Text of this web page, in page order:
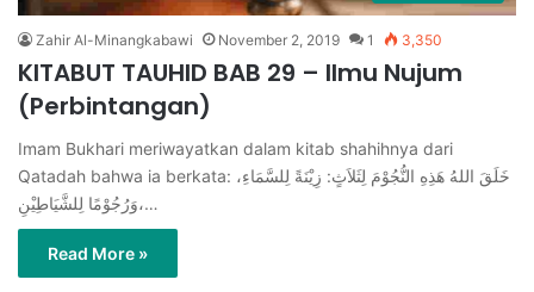
Zahir Al-Minangkabawi November 2, 2019 1 3,350
KITABUT TAUHID BAB 29 – Ilmu Nujum
(Perbintangan)
Imam Bukhari meriwayatkan dalam kitab shahihnya dari
Qatadah bahwa ia berkata: خَلَقَ اللهُ هَذِهِ النُّجُوْمَ لِثَلاَثٍ: زِيْنَةً لِلسَّمَاءِ،
وَرُجُوْمًا لِلشَّيَاطِيْنِ،…
Read More »